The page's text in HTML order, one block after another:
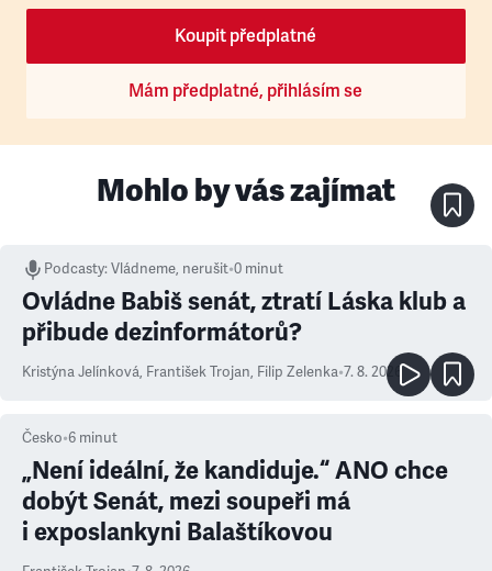
Koupit předplatné
Mám předplatné, přihlásím se
Mohlo by vás zajímat
Podcasty:Vládneme, nerušit•0 minut
Ovládne Babiš senát, ztratí Láska klub a
přibude dezinformátorů?
Kristýna Jelínková, František Trojan, Filip Zelenka•7. 8. 2026
Česko•6 minut
„Není ideální, že kandiduje.“ ANO chce
dobýt Senát, mezi soupeři má
i exposlankyni Balaštíkovou